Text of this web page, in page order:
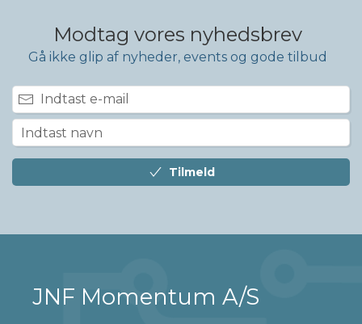
Modtag vores nyhedsbrev
Gå ikke glip af nyheder, events og gode tilbud
Tilmeld
JNF Momentum A/S